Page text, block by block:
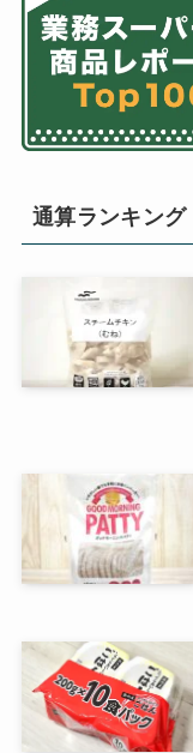
通算ランキン